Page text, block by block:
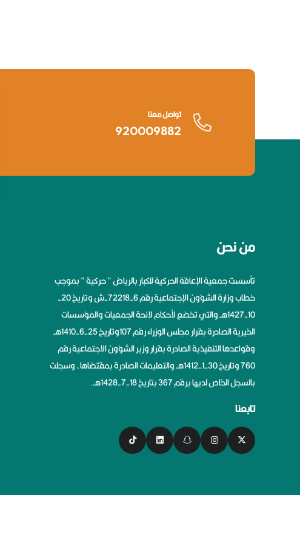
تواصل معنا
920009882
من نحن
تأسست جمعية الإعاقة الحركية للكبار بالرياض ” حركية ” بموجب
خطاب وزارة الشؤون الإجتماعية رقم 6-72218-ش وتاريخ 20-
10-1427هــ والتي تخضع لأحكام لائحة الجمعيات والمؤسسات
الخيرية الصادرة بقرار مجلس الوزراء رقم 107وتاريخ 25-6-1410هــ
وقواعدها التنفيذية الصادرة بقرار وزير الشؤون الاجتماعية رقم
760 وتاريخ 30-1-1412هــ والتعليمات الصادرة بمقتضاها، وسجلت
بالسجل الخاص لديها برقم 367 بتاريخ 18-7-1428هــ.
تابعنا